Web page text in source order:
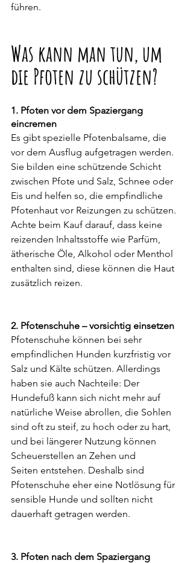
führen.
Was kann man tun, um
die Pfoten zu schützen?
1. Pfoten vor dem Spaziergang
eincremen
Es gibt spezielle Pfotenbalsame, die
vor dem Ausflug aufgetragen werden.
Sie bilden eine schützende Schicht
zwischen Pfote und Salz, Schnee oder
Eis und helfen so, die empfindliche
Pfotenhaut vor Reizungen zu schützen.
Achte beim Kauf darauf, dass keine
reizenden Inhaltsstoffe wie Parfüm,
ätherische Öle, Alkohol oder Menthol
enthalten sind, diese können die Haut
zusätzlich reizen.
2. Pfotenschuhe – vorsichtig einsetzen
Pfotenschuhe können bei sehr
empfindlichen Hunden kurzfristig vor
Salz und Kälte schützen. Allerdings
haben sie auch Nachteile: Der
Hundefuß kann sich nicht mehr auf
natürliche Weise abrollen, die Sohlen
sind oft zu steif, zu hoch oder zu hart,
und bei längerer Nutzung können
Scheuerstellen an Zehen und
Seiten entstehen. Deshalb sind
Pfotenschuhe eher eine Notlösung für
sensible Hunde und sollten nicht
dauerhaft getragen werden.
3. Pfoten nach dem Spaziergang